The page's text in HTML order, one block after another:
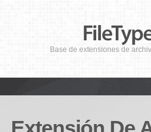
Base de extensiones de